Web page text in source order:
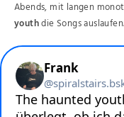
Abends, mit langen
youthdie Songs